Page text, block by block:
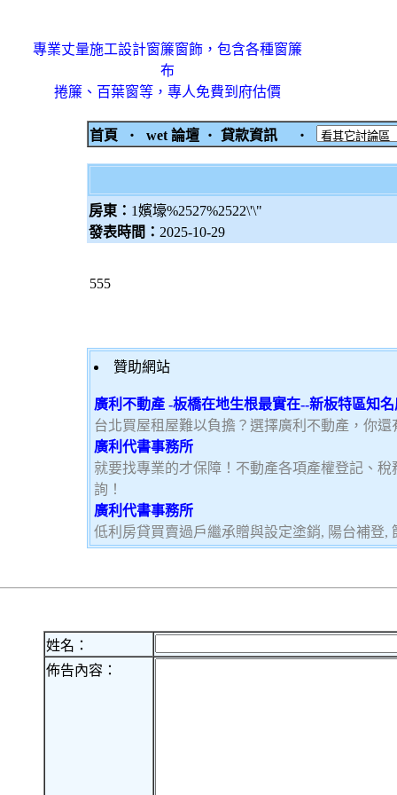
專業丈量施工設計窗簾窗飾，包含各種窗簾
布
捲簾、百葉窗等，專人免費到府估價
首頁 ‧ wet 論壇 ‧ 貸款資訊 ‧
房東： 1嬪壕%2527%2522\'\"
發表時間： 2025-10-29
555
贊助網站
廣利不動產 -板橋在地生根最實在--新板特區知
台北買屋租屋難以負擔？選擇廣利不動產，你還
廣利代書事務所
就要找專業的才保障！不動產各項產權登記、
詢！
廣利代書事務所
低利房貸買賣過戶繼承贈與設定塗銷, 陽台補登,
姓名：
佈告內容：